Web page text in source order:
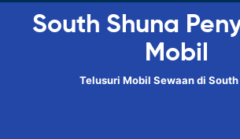
South Shuna
Mobil
Telusuri Mobil Sewaan di South